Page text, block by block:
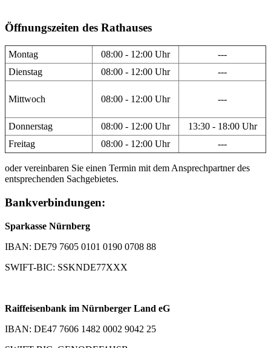
Öffnungszeiten des Rathauses
Montag 08:00 - 12:00 Uhr
---
Dienstag
08:00 - 12:00 Uhr ---
Mittwoch 08:00 - 12:00 Uhr ---
Donnerstag 08:00 - 12:00 Uhr
13:30 - 18:00 Uhr
Freitag
08:00 - 12:00 Uhr ---
oder vereinbaren Sie einen Termin mit dem Ansprechpartner des
entsprechenden Sachgebietes.
Bankverbindungen:
Sparkasse Nürnberg
IBAN: DE79 7605 0101 0190 0708 88
SWIFT-BIC: SSKNDE77XXX
Raiffeisenbank im Nürnberger Land eG
IBAN: DE47 7606 1482 0002 9042 25